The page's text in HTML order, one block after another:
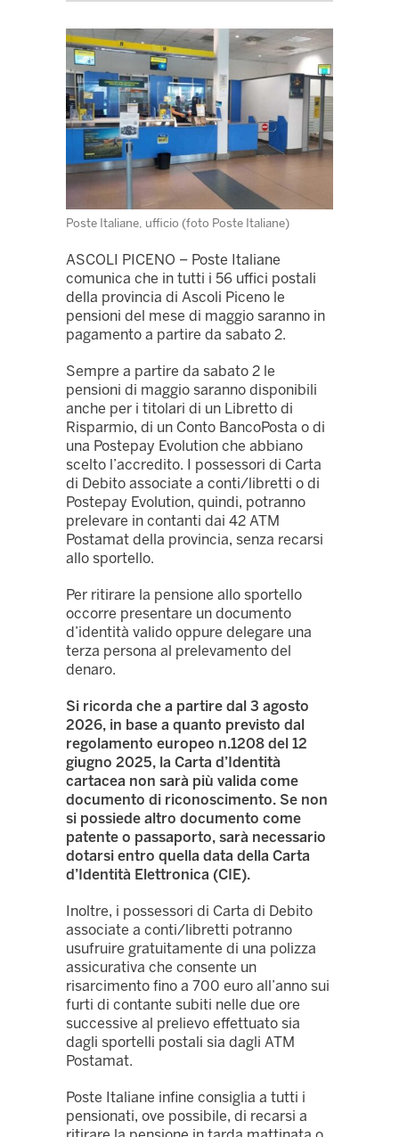
Poste Italiane, ufficio (foto Poste Italiane)
ASCOLI PICENO – Poste Italiane
comunica che in tutti i 56 uffici postali
della provincia di Ascoli Piceno le
pensioni del mese di maggio saranno in
pagamento a partire da sabato 2.
Sempre a partire da sabato 2 le
pensioni di maggio saranno disponibili
anche per i titolari di un Libretto di
Risparmio, di un Conto BancoPosta o di
una Postepay Evolution che abbiano
scelto l’accredito. I possessori di Carta
di Debito associate a conti/libretti o di
Postepay Evolution, quindi, potranno
prelevare in contanti dai 42 ATM
Postamat della provincia, senza recarsi
allo sportello.
Per ritirare la pensione allo sportello
occorre presentare un documento
d’identità valido oppure delegare una
terza persona al prelevamento del
denaro.
Si ricorda che a partire dal 3 agosto
2026, in base a quanto previsto dal
regolamento europeo n.1208 del 12
giugno 2025, la Carta d’Identità
cartacea non sarà più valida come
documento di riconoscimento. Se non
si possiede altro documento come
patente o passaporto, sarà necessario
dotarsi entro quella data della Carta
d’Identità Elettronica (CIE).
Inoltre, i possessori di Carta di Debito
associate a conti/libretti potranno
usufruire gratuitamente di una polizza
assicurativa che consente un
risarcimento fino a 700 euro all’anno sui
furti di contante subiti nelle due ore
successive al prelievo effettuato sia
dagli sportelli postali sia dagli ATM
Postamat.
Poste Italiane infine consiglia a tutti i
pensionati, ove possibile, di recarsi a